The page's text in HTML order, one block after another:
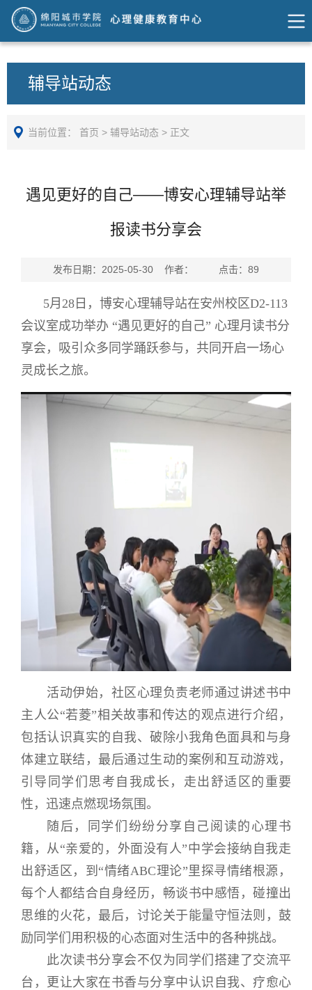
辅导站动态
当前位置： 首页 > 辅导站动态 > 正文
遇见更好的自己——博安心理辅导站举
报读书分享会
发布日期：2025-05-30 作者： 点击： 89
5月28日，博安心理辅导站在安州校区D2-113
会议室成功举办 “遇见更好的自己” 心理月读书分
享会，吸引众多同学踊跃参与，共同开启一场心
灵成长之旅。
活动伊始，社区心理负责老师通过讲述书中
主人公“若菱”相关故事和传达的观点进行介绍，
包括认识真实的自我、破除小我角色面具和与身
体建立联结，最后通过生动的案例和互动游戏，
引导同学们思考自我成长，走出舒适区的重要
性，迅速点燃现场氛围。
随后，同学们纷纷分享自己阅读的心理书
籍，从“亲爱的，外面没有人”中学会接纳自我走
出舒适区，到“情绪ABC理论”里探寻情绪根源，
每个人都结合自身经历，畅谈书中感悟，碰撞出
思维的火花，最后，讨论关于能量守恒法则，鼓
励同学们用积极的心态面对生活中的各种挑战。
此次读书分享会不仅为同学们搭建了交流平
台，更让大家在书香与分享中认识自我、疗愈心